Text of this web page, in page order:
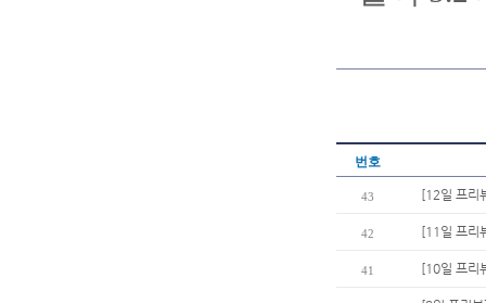
번호
43 [12일 프리
42 [11일 프리
41 [10일 프리